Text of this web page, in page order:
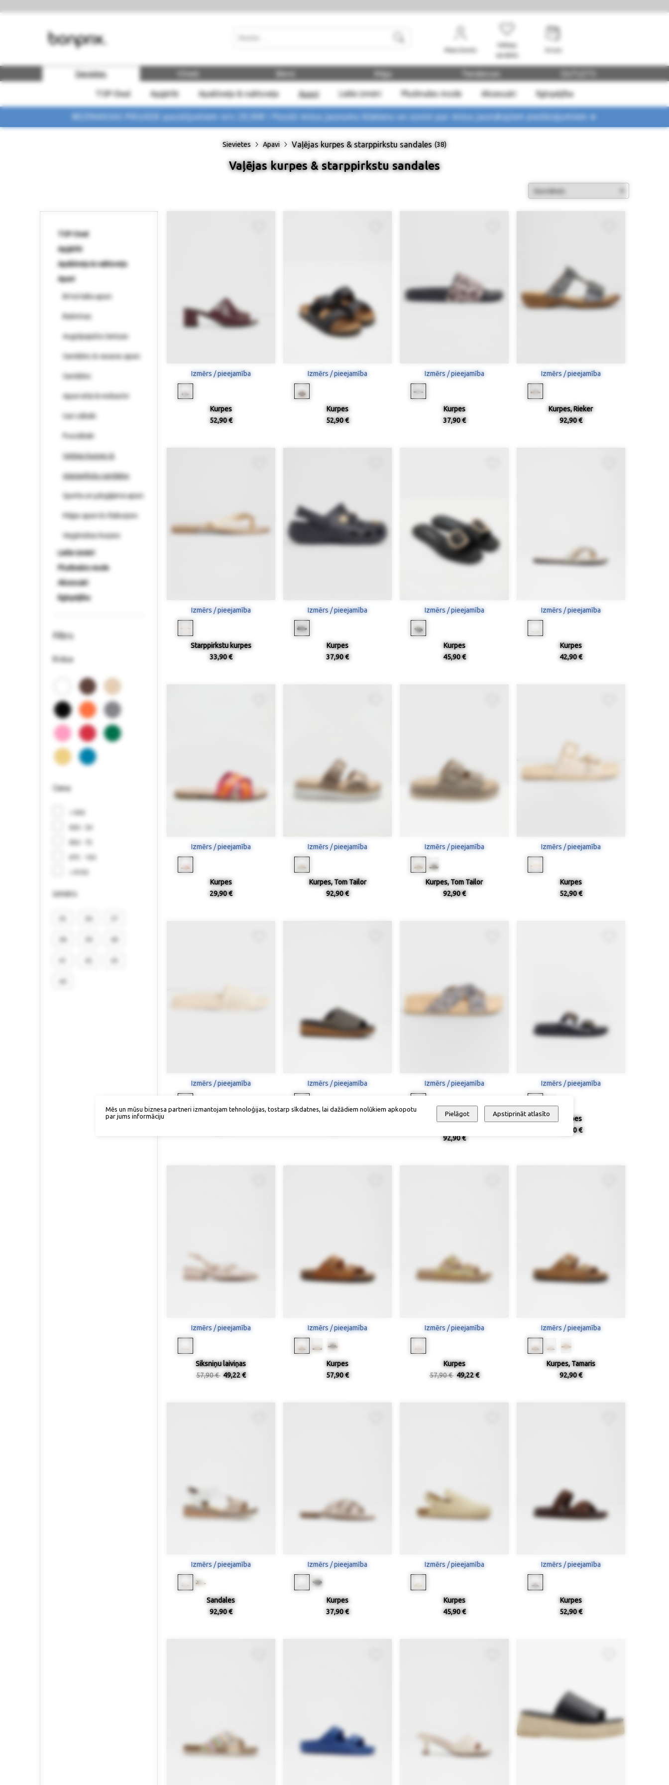
Mans konts
Vēlmju
saraksts
Sievietes
TOP-Deal Apģērbi Apakšveļa & naktsveļa Apavi Lielie izmēri Pludmales mode Aksesuāri Ilgtspējība
Vīrieši Māja Tendences
BEZMAKSAS PIEGĀDE pasūtījumiem virs 29,90€ ! Pasūti mūsu jaunumu biļetenu un uzzini par mūsu jaunākajiem piedāvājumiem ➤
Sievietes Apavi Vaļējas kurpes & starppirkstu sandales (38)
Vaļējas kurpes & starppirkstu sandales
TOP-Deal
Apģērbi
Apakšveļa & naktsveļa
Apavi
Brīvā laika apavi
Balerinas
Augstpapēžu laiviņas
Sandales & vasaras apavi
Sandales
Apavi ielai & mokasīni
Gari zābaki
Puszābaki
Vaļējas kurpes &
starppirkstu sandales
Sporta un pārgājiena apavi
Mājas apavi & rītakurpes
Vegāniskas kurpes
Lielie izmēri
Pludmales mode
Aksesuāri
Ilgtspējība
Filtrs
Krāsa
Cena
< €30
€30 - 50
€50 - 75
€75 - 150
> €150
izmērs
Izmērs / pieejamība
Kurpes
52,90 €
Izmērs / pieejamība
Kurpes
52,90 €
Izmērs / pieejamība
Kurpes
37,90 €
Izmērs / pieejamība
Kurpes, Rieker
92,90 €
Izmērs / pieejamība
Starppirkstu kurpes
33,90 €
Izmērs / pieejamība
Kurpes
37,90 €
Izmērs / pieejamība
Kurpes
45,90 €
Izmērs / pieejamība
Kurpes
42,90 €
Izmērs / pieejamība
Kurpes
29,90 €
Izmērs / pieejamība
Kurpes, Tom Tailor
92,90 €
Izmērs / pieejamība
Kurpes, Tom Tailor
92,90 €
Izmērs / pieejamība
Kurpes
52,90 €
Izmērs / pieejamība Izmērs / pieejamība Izmērs / pieejamība
Sandales ar platformu, Marco
92,90 €
Izmērs / pieejamība
Kurpes
52,90 €
Izmērs / pieejamība
Siksniņu laiviņas
57,90 € 49,22 €
Izmērs / pieejamība
Kurpes
57,90 €
Izmērs / pieejamība
Kurpes
57,90 € 49,22 €
Izmērs / pieejamība
Kurpes, Tamaris
92,90 €
Izmērs / pieejamība
Sandales
92,90 €
Izmērs / pieejamība
Kurpes
37,90 €
Izmērs / pieejamība
Kurpes
45,90 €
Izmērs / pieejamība
Kurpes
52,90 €
Mēs un mūsu biznesa partneri izmantojam tehnoloģijas, tostarp sīkdatnes, lai dažādiem nolūkiem apkopotu
par jums informāciju
Pielāgot Apstiprināt atlasīto